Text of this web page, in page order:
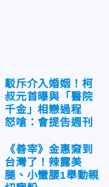
駁斥介入婚姻！柯
叔元首曝與「醫院
千金」相戀過程
怒嗆：會提告週刊
《善宰》金惠奫到
台灣了！辣露美
腿、小蠻腰1舉動親